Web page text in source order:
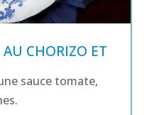
AU CHORIZO ET
sauce tomate,